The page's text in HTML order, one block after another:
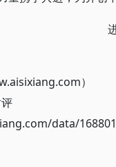
）
data/